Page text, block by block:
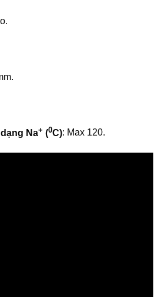
Na+ (0C): Max 120.